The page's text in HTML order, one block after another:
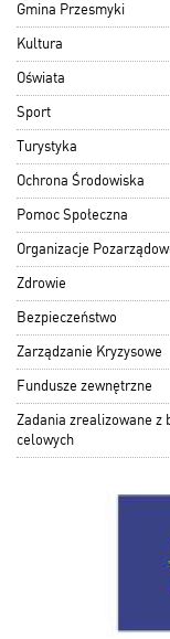
Gmina Przesmyki
Kultura
Oświata
Sport
Turystyka
Ochrona Środowiska
Pomoc Społeczna
Organizacje
Zdrowie
Bezpieczeństwo
Zarządzanie Kryzysowe
Fundusze zewnętrzne
Zadania zrealizowane z
celowych